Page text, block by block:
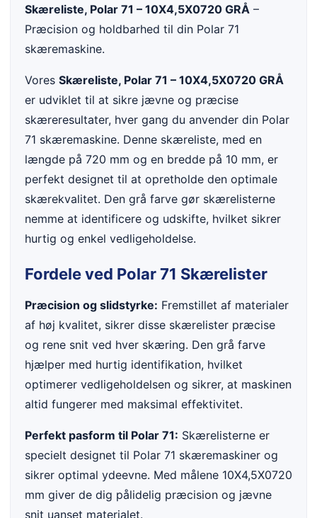
Skæreliste, Polar 71 – 10X4,5X0720 GRÅ –
Præcision og holdbarhed til din Polar 71
skæremaskine.
Vores Skæreliste, Polar 71 – 10X4,5X0720 GRÅ
er udviklet til at sikre jævne og præcise
skæreresultater, hver gang du anvender din Polar
71 skæremaskine. Denne skæreliste, med en
længde på 720 mm og en bredde på 10 mm, er
perfekt designet til at opretholde den optimale
skærekvalitet. Den grå farve gør skærelisterne
nemme at identificere og udskifte, hvilket sikrer
hurtig og enkel vedligeholdelse.
Fordele ved Polar 71 Skærelister
Præcision og slidstyrke: Fremstillet af materialer
af høj kvalitet, sikrer disse skærelister præcise
og rene snit ved hver skæring. Den grå farve
hjælper med hurtig identifikation, hvilket
optimerer vedligeholdelsen og sikrer, at maskinen
altid fungerer med maksimal effektivitet.
Perfekt pasform til Polar 71: Skærelisterne er
specielt designet til Polar 71 skæremaskiner og
sikrer optimal ydeevne. Med målene 10X4,5X0720
mm giver de dig pålidelig præcision og jævne
snit uanset materialet.